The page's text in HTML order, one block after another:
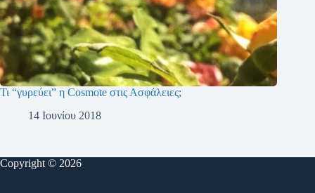
Τι “γυρεύει” η Cosmote στις Ασφάλειες;
14 Ιουνίου 2018
Copyright © 2026